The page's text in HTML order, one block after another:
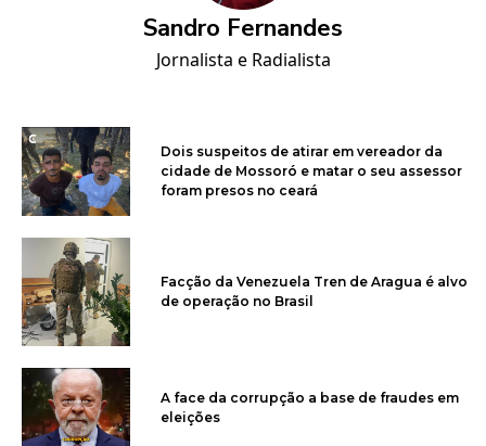
Sandro Fernandes
Jornalista e Radialista
Dois suspeitos de atirar em vereador da
cidade de Mossoró e matar o seu assessor
foram presos no ceará
Facção da Venezuela Tren de Aragua é alvo
de operação no Brasil
A face da corrupção a base de fraudes em
eleições